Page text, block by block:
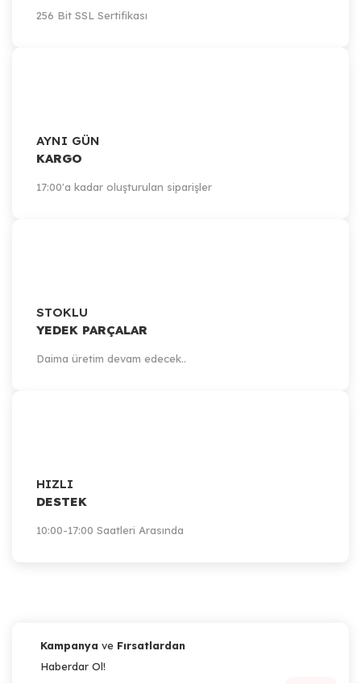
256 Bit SSL Sertifikası
AYNI GÜN
KARGO
17:00'a kadar oluşturulan siparişler
STOKLU
YEDEK PARÇALAR
Daima üretim devam edecek..
HIZLI
DESTEK
10:00-17:00 Saatleri Arasında
Kampanya ve Fırsatlardan
Haberdar Ol!